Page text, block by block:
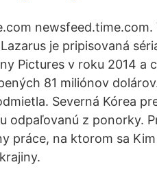
newsfeed.time.com.
Lazarus je pripisovaná
Pictures v roku 2014 a
81 miliónov
Severná Kórea
odpaľovanú z ponorky.
práce, na ktorom sa